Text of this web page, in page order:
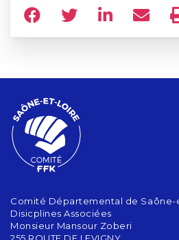
Comité Départemental de
Disicplines Associées
Monsieur Mansour Zoberi